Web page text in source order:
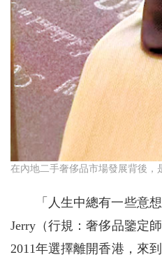
在內地二手奢侈品市場發展背後，
「人生中總有一些意
Jerry（行規：奢侈品鑒定
2011年選擇離開香港，來